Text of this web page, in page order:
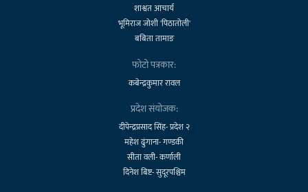
शाश्वत आचार्य
भूमिराज जोशी 'पिठातोली'
बबिता तामाङ
फोटो पत्रकार:
कबेन्द्रकुमार रावल
प्रदेश संयोजक:
दीपेन्द्रप्रसाद सिंह- प्रदेश २
महेश ढुंगाना- गण्डकी
सीता वली- कर्णाली
दिनेश बिष्ट- सुदूरपश्चिम